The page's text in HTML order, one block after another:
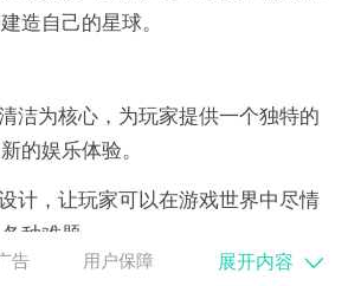
造自己的星球。
洁为核心，为玩家提供一个独特的
的娱乐体验。
计，让玩家可以在游戏世界中尽情
种难题。
告 用户保障 展开内容